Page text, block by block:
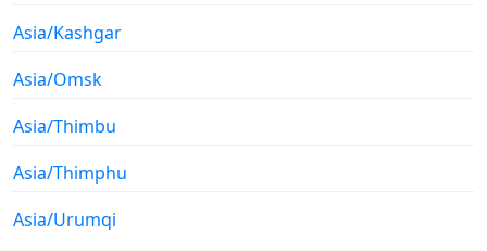
Asia/Kashgar
Asia/Omsk
Asia/Thimbu
Asia/Thimphu
Asia/Urumqi